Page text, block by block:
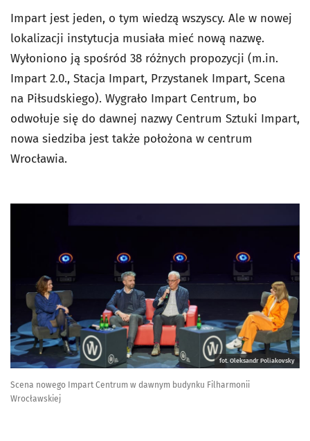
Impart jest jeden, o tym wiedzą wszyscy. Ale w nowej
lokalizacji instytucja musiała mieć nową nazwę.
Wyłoniono ją spośród 38 różnych propozycji (m.in.
Impart 2.0., Stacja Impart, Przystanek Impart, Scena
na Piłsudskiego). Wygrało Impart Centrum, bo
odwołuje się do dawnej nazwy Centrum Sztuki Impart,
nowa siedziba jest także położona w centrum
Wrocławia.
fot. Oleksandr Poliakovsky
Scena nowego Impart Centrum w dawnym budynku Filharmonii
Wrocławskiej